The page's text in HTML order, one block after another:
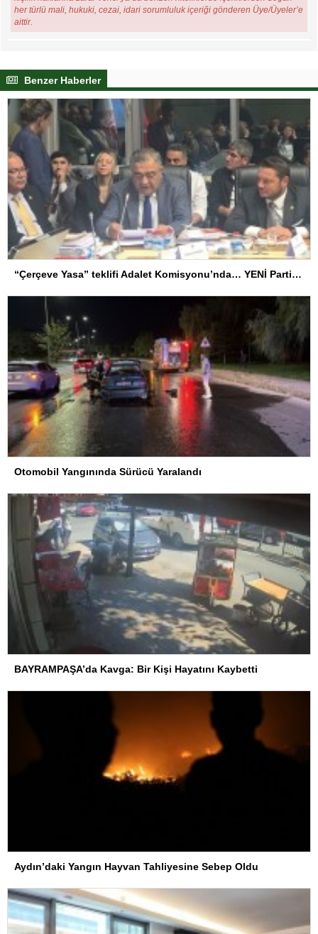
her türlü mali, hukuki, cezai, idari sorumluluk içeriği gönderen Üye/Üyeler’e
aittir.
Benzer Haberler
“Çerçeve Yasa” teklifi Adalet Komisyonu’nda… YENİ Partili Tanrıkulu: Bir insana ‘Silahını bırak, ülkene dön, siyasal ve toplumsal hayata katıl’ diyorsanız, o insan kapıdan içeri girdiğinde başına ne geleceğini bilmelidir
Otomobil Yangınında Sürücü Yaralandı
BAYRAMPAŞA’da Kavga: Bir Kişi Hayatını Kaybetti
Aydın’daki Yangın Hayvan Tahliyesine Sebep Oldu